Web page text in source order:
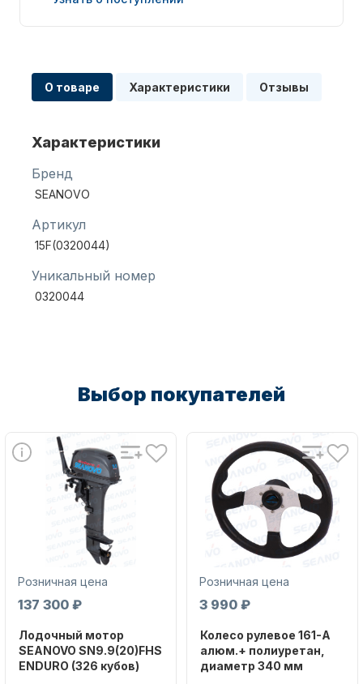
Винты
Автохолодильник KYODA
О товаре Характеристики Отзывы
Характеристики
Бренд
SEANOVO
Артикул
15F(0320044)
Уникальный номер
0320044
Выбор покупателей
Розничная цена
137 300 ₽
Лодочный мотор
SEANOVO SN9.9(20)FHS
ENDURO (326 кубов)
Розничная цена
3 990 ₽
Колесо рулевое 161-A
алюм.+ полиуретан,
диаметр 340 мм